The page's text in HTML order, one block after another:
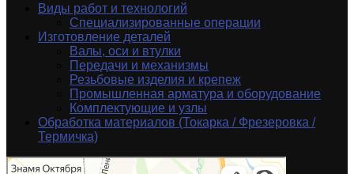
Виды работ и технологий
Специализированные операции
Изготовление деталей
Валы, оси и втулки
Передачи и механизмы
Резьбовые изделия и крепеж
Промышленная арматура и оборудование
Комплектующие и узлы
Обработка материалов (Токарка / Фрезеровка /
Термичка)